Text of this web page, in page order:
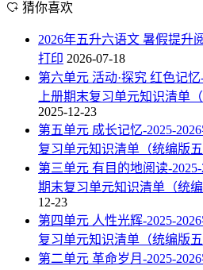
猜你喜欢
2026年五升六语文 暑假提升
打印 2026-07-18
第六单元 活动·探究 红色记
上册期末复习单元知识清单
2025-12-23
第五单元 成长记忆-2025-
复习单元知识清单（统编版五
第三单元 有目的地阅读-
期末复习单元知识清单（统编
12-23
第四单元 人性光辉-2025-
复习单元知识清单（统编版五
第二单元 革命岁月-2025-